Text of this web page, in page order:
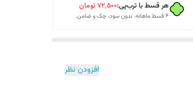
هر قسط با ترب‌پی:۷۲٬۵۰۰تومان
۴ قسط ماهانه. بدون سود، چک و ضامن.
افزودن نظر